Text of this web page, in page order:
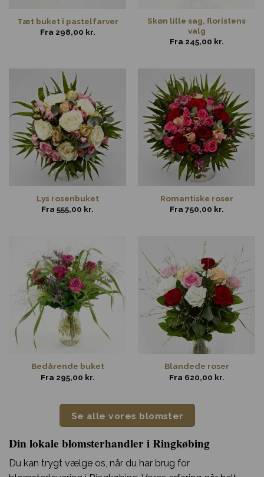
Tæt buket i pastelfarver
Fra 298,00 kr.
Skøn lille sag, floristens
valg
Fra 245,00 kr.
Lys rosenbuket
Fra 555,00 kr.
Romantiske roser
Fra 750,00 kr.
Bedårende buket
Fra 295,00 kr.
Blandede roser
Fra 620,00 kr.
Se alle vores blomster
Din lokale blomsterhandler i Ringkøbing
Du kan trygt vælge os, når du har brug for